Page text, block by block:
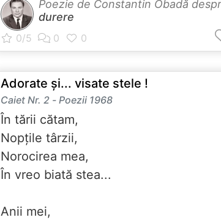
Poezie de Constantin Obadă
durere
Adorate și... visate stele !
Caiet Nr. 2 - Poezii 1968
În tării cătam,
Nopțile târzii,
Norocirea mea,
În vreo biată stea...
Anii mei,